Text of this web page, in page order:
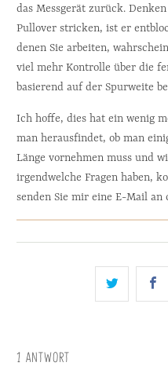
das Messgerät zurück.
Pullover stricken, ist er
denen Sie arbeiten,
viel mehr Kontrolle über die
basierend auf der Spurweite
Ich hoffe, dies hat ein wenig
man herausfindet, ob man
Länge vornehmen muss und
irgendwelche Fragen haben,
senden Sie mir eine E-Mail an
1 ANTWORT